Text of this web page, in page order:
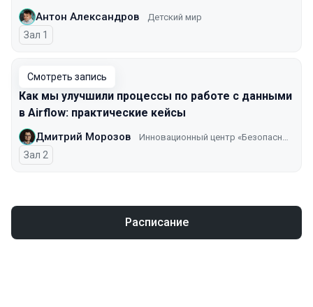
Антон Александров Детский мир
Зал 1
Смотреть запись
Как мы улучшили процессы по работе с данными
в Airflow: практические кейсы
Дмитрий Морозов
Зал 2
Расписание